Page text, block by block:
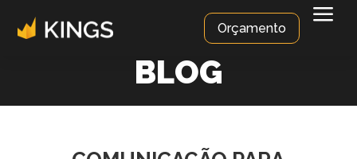
Orçamento a
BLOG